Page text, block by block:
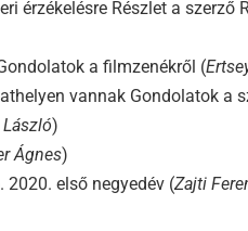
érzékelésre Részlet a szerző
a filmzenékről (
vannak Gondolatok a
)
Ágnes)
2020. első negyedév (Zajti